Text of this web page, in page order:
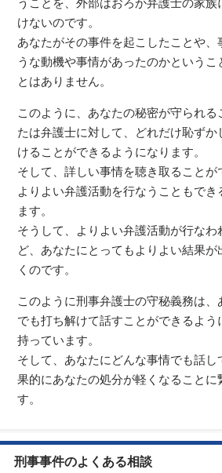
うことを、外部はおろか弁護士の家族
けないのです。
あなたがその事件を起こしたことや、
うな動機や事情があったのかというこ
とはありません。
このように、あなたの秘密が守られる
たは弁護士に対して、どれだけ恥ずか
けることができるようになります。
そして、詳しい事情を聴き取ることが
よりよい弁護活動を行なうこともでき
ます。
そうして、よりよい弁護活動が行なわ
ど、あなたにとってもよりよい結果が
くのです。
このように刑事弁護士の守秘義務は、
でも打ち解けて話すことができるよう
持っています。
そして、あなたにどんな事情でも話し
果的にあなたの処分が軽くなることに
す。
刑事事件のよくある相談